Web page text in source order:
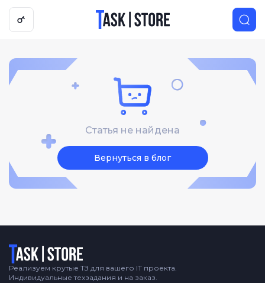
Логотип
Статья не найдена
Вернуться в блог
Логотип
Реализуем крутые ТЗ для вашего IT проекта.
Индивидуальные техзадания и на заказ.